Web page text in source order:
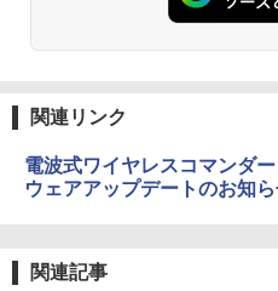
関連リンク
電波式ワイヤレスコマンダ
ウェアアップデートのお知
関連記事